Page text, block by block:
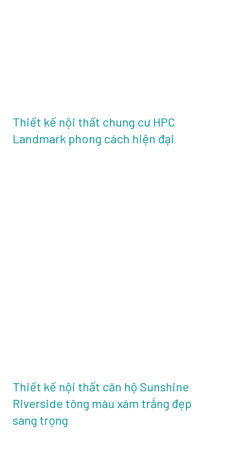
Thiết kế nội thất chung cư HPC
Landmark phong cách hiện đại
Thiết kế nội thất căn hộ Sunshine
Riverside tông màu xám trắng đẹp
sang trọng